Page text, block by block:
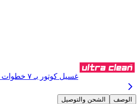
غسيل كوتور بـ ٧ خطوات من
الوصف الشحن والتوصيل